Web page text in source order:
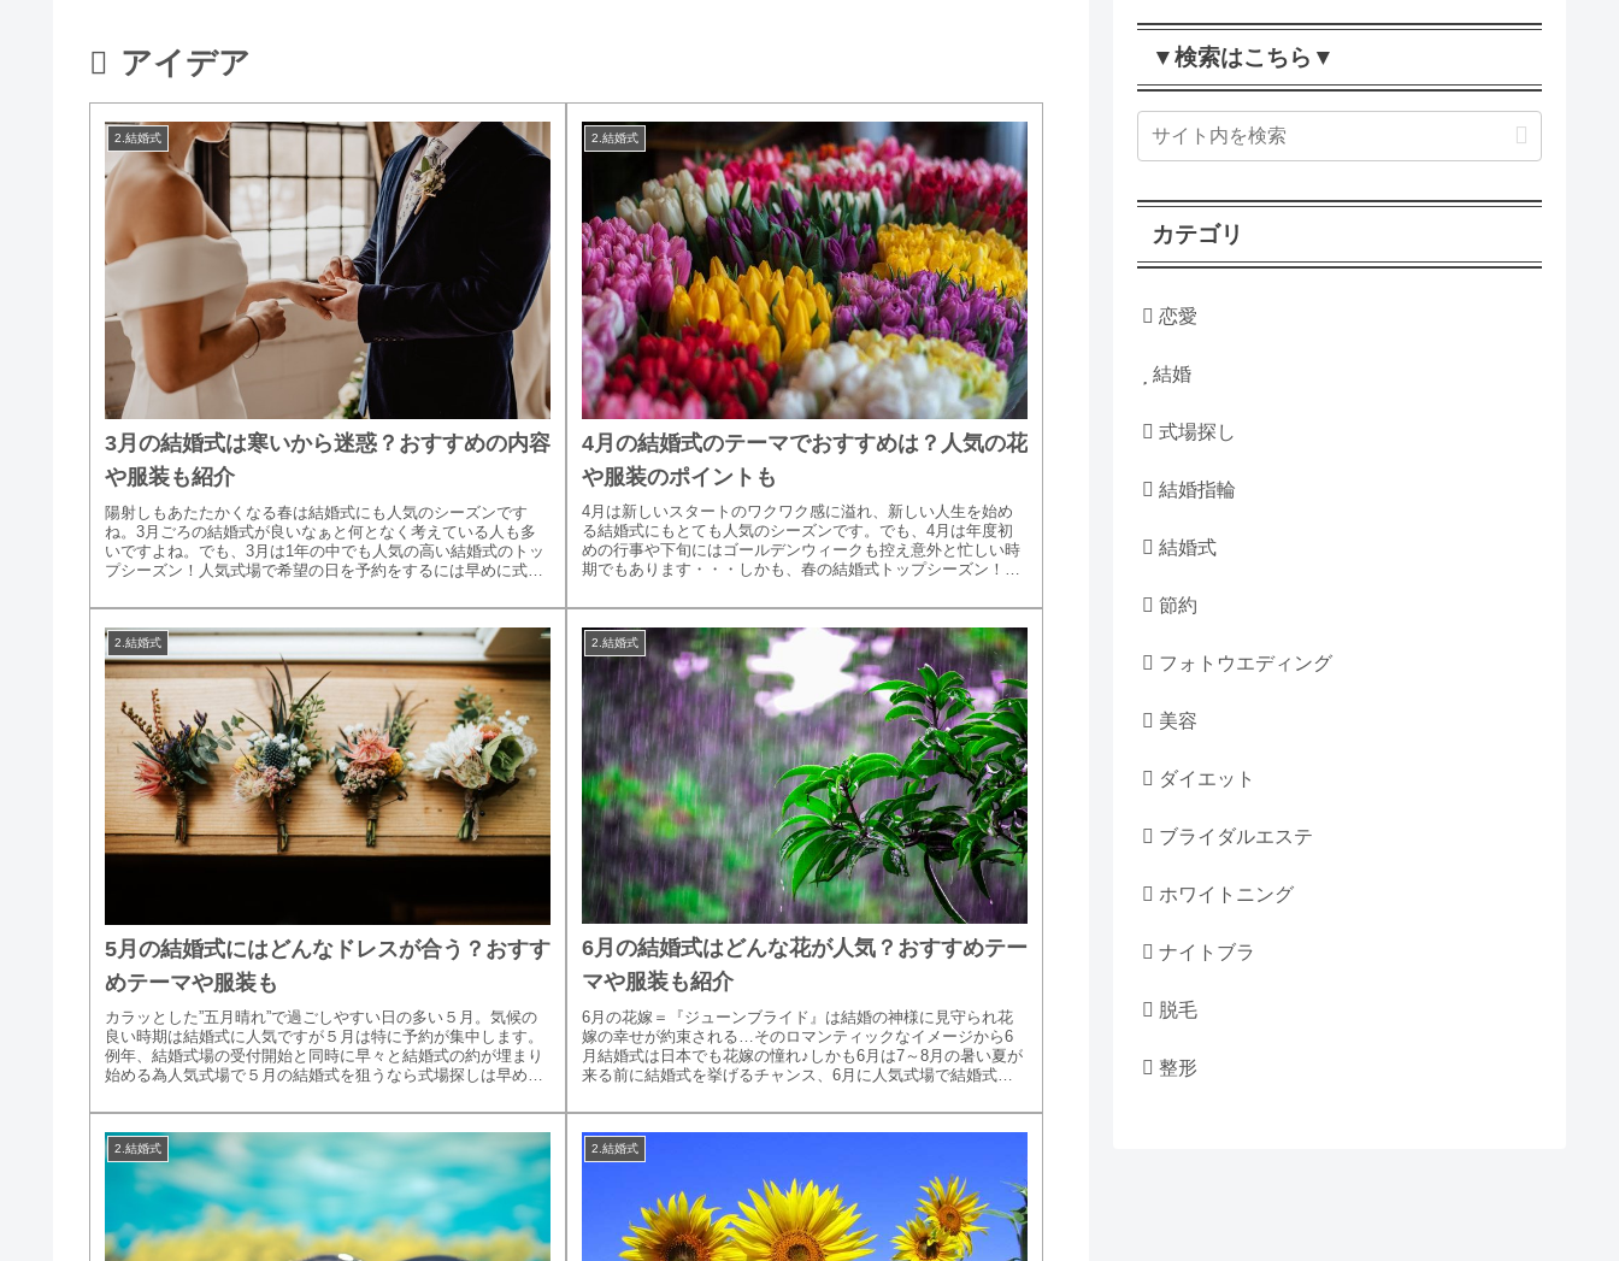
アイデア
2.結婚式
3月の結婚式は寒いから迷惑？おすすめの内容
や服装も紹介
陽射しもあたたかくなる春は結婚式にも人気のシーズンです
ね。3月ごろの結婚式が良いなぁと何となく考えている人も多
いですよね。でも、3月は1年の中でも人気の高い結婚式のトッ
プシーズン！人気式場で希望の日を予約をするには早めに式場
2.結婚式
4月の結婚式のテーマでおすすめは？人気の花
や服装のポイントも
4月は新しいスタートのワクワク感に溢れ、新しい人生を始め
る結婚式にもとても人気のシーズンです。でも、4月は年度初
めの行事や下旬にはゴールデンウィークも控え意外と忙しい時
期でもあります・・・しかも、春の結婚式トップシーズン！人
2.結婚式
5月の結婚式にはどんなドレスが合う？おすす
めテーマや服装も
カラッとした”五月晴れ”で過ごしやすい日の多い５月。気候の
良い時期は結婚式に人気ですが５月は特に予約が集中します。
例年、結婚式場の受付開始と同時に早々と結婚式の約が埋まり
始める為人気式場で５月の結婚式を狙うなら式場探しは早めの
2.結婚式
6月の結婚式はどんな花が人気？おすすめテー
マや服装も紹介
6月の花嫁＝『ジューンブライド』は結婚の神様に見守られ花
嫁の幸せが約束される…そのロマンティックなイメージから6
月結婚式は日本でも花嫁の憧れ♪しかも6月は7～8月の暑い夏が
来る前に結婚式を挙げるチャンス、6月に人気式場で結婚式を
2.結婚式 2.結婚式
▼検索はこちら▼
カテゴリ
恋愛
結婚
式場探し
結婚指輪
結婚式
節約
フォトウエディング
美容
ダイエット
ブライダルエステ
ホワイトニング
ナイトブラ
脱毛
整形